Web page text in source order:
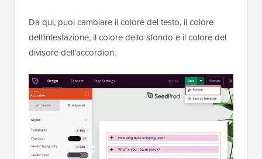
Da qui, puoi cambiare il colore del testo, il colore
dell’intestazione, il colore dello sfondo e il colore del
divisore dell’accordion.